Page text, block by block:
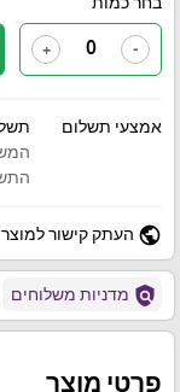
-
+
אמצעי תשלום
public העתק קישור למוצר
policy מדניות משלוחים
פרטי מוצר